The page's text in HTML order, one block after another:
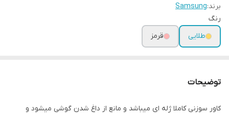
برند:Samsung
رنگ
طلایی
قرمز
توضیحات
کاور سوزنی کاملا ژله ای میباشد و مانع از داغ شدن گوشی میشود و